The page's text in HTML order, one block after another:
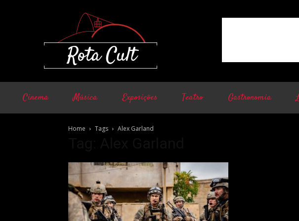
Cinema Música Exposições Teatro Gastronomia
Home Tags Alex Garland